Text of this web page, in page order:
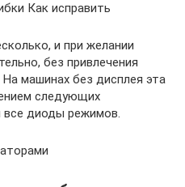
Как исправить
и при желании
без привлечения
машинах без дисплея эта
следующих
все диоды режимов.